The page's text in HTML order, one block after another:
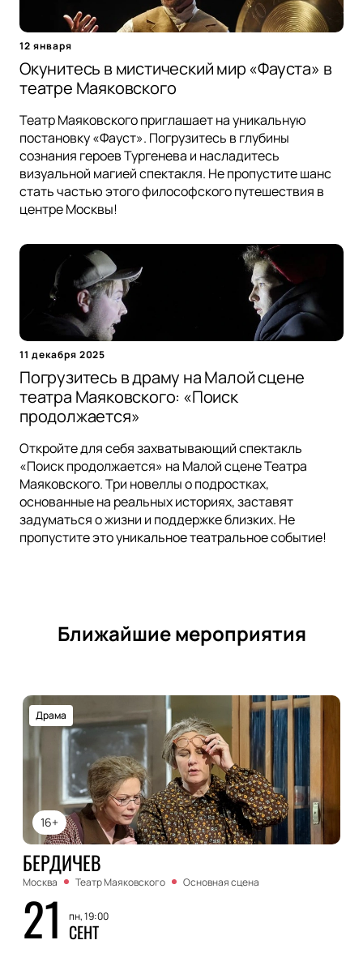
12 января
Окунитесь в мистический мир «Фауста» в
театре Маяковского
Театр Маяковского приглашает на уникальную
постановку «Фауст». Погрузитесь в глубины
сознания героев Тургенева и насладитесь
визуальной магией спектакля. Не пропустите шанс
стать частью этого философского путешествия в
центре Москвы!
11 декабря 2025
Погрузитесь в драму на Малой сцене
театра Маяковского: «Поиск
продолжается»
Откройте для себя захватывающий спектакль
«Поиск продолжается» на Малой сцене Театра
Маяковского. Три новеллы о подростках,
основанные на реальных историях, заставят
задуматься о жизни и поддержке близких. Не
пропустите это уникальное театральное событие!
Ближайшие мероприятия
16+
Драма
БЕРДИЧЕВ
Москва Театр Маяковского Основная сцена
21 пн, 19:00
СЕНТ